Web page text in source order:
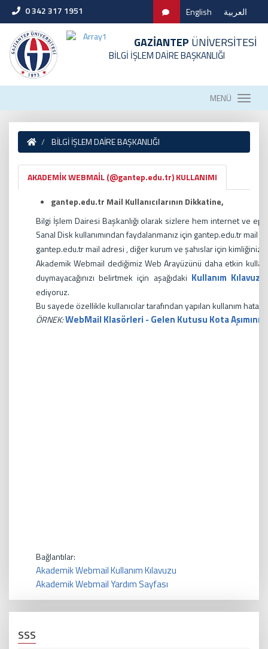
0 342 317 1951 English العربية
GAZİANTEP ÜNİVERSİTESİ
BİLGİ İŞLEM DAİRE BAŞKANLIĞI
MENÜ
BİLGİ İŞLEM DAİRE BAŞKANLIĞI
AKADEMİK WEBMAİL (@gantep.edu.tr) KULLANIMI
gantep.edu.tr Mail Kullanıcılarının Dikkatine,
Bilgi İşlem Dairesi Başkanlığı olarak sizlere hem internet ve
Sanal Disk kullanımından faydalanmanız için gantep.edu.tr
gantep.edu.trmail adresi , diğer kurum ve şahıslar için kimliğiniz
Akademik Webmail dediğimiz Web Arayüzünü daha etkin
duymayacağınızı belirtmek için aşağıdaki Kullanım
ediyoruz.
Bu sayede özellikle kullanıcılar tarafından yapılan kullanım
ÖRNEK:WebMail Klasörleri - Gelen Kutusu Kota Aşımını
Bağlantılar:
Akademik Webmail Kullanım Kılavuzu
Akademik Webmail Yardım Sayfası
SSS